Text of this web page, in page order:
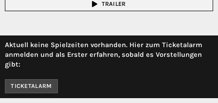
TRAILER
Aktuell keine Spielzeiten vorhanden. Hier zum Ticketalarm
anmelden und als Erster erfahren, sobald es Vorstellungen
gibt:
TICKETALARM